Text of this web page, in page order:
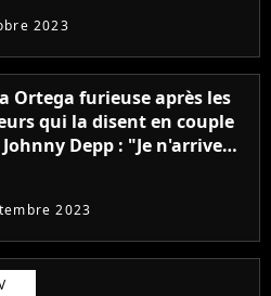
2023
Ortega furieuse après les
qui la disent en couple
Depp : "Je n'arrive
2023